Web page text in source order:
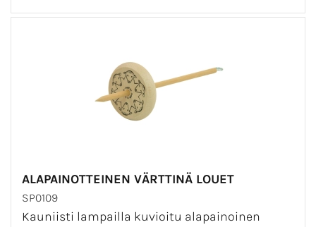
ALAPAINOTTEINEN VÄRTTINÄ LOUET
SP0109
Kauniisti lampailla kuvioitu alapainoinen